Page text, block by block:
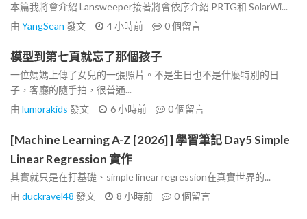
本篇我將會介紹 Lansweeper接著將會依序介紹 PRTG和 SolarWi...
由 YangSean 發文 4 小時前 0個留言
模型到第七頁就忘了那個孩子
一位媽媽上傳了女兒的一張照片。不是生日也不是什麼特別的日
子，客廳的隨手拍，很普通...
由 lumorakids 發文 6 小時前 0個留言
[Machine Learning A-Z [2026] ] 學習筆記 Day5 Simple
Linear Regression 實作
其實就只是在打基礎、simple linear regression在真實世界的...
由 duckravel48 發文 8 小時前 0個留言